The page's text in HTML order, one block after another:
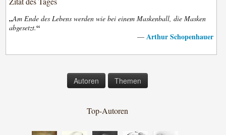
„Am Ende des Lebens werden wie bei einem Maskenball, die Masken
abgesetzt.“
— Arthur Schopenhauer
Autoren Themen
Top-Autoren